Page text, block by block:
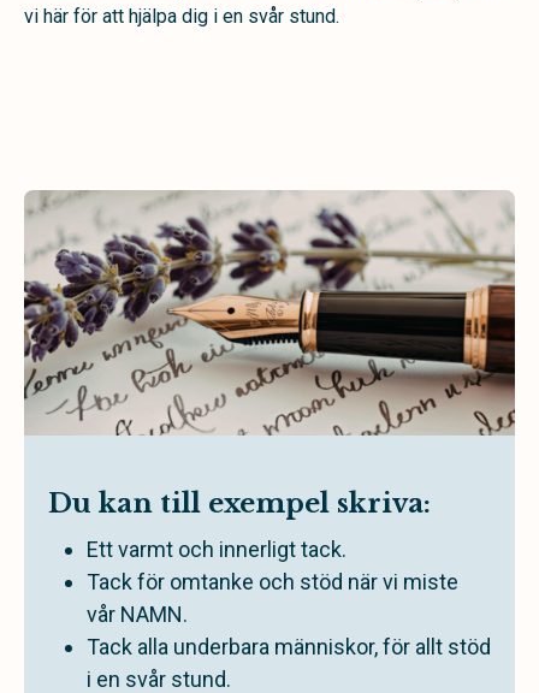
vi här för att hjälpa dig i en svår stund.
Du kan till exempel skriva:
Ett varmt och innerligt tack.
Tack för omtanke och stöd när vi miste
vår NAMN.
Tack alla underbara människor, för allt stöd
i en svår stund.